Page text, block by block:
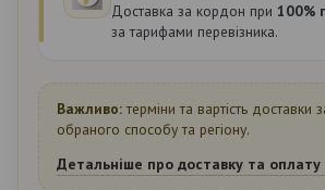
Доставка за кордон при 100%
за тарифами перевізника.
Важливо:терміни та вартість доставки
обраного способу та регіону.
Детальніше про доставку та